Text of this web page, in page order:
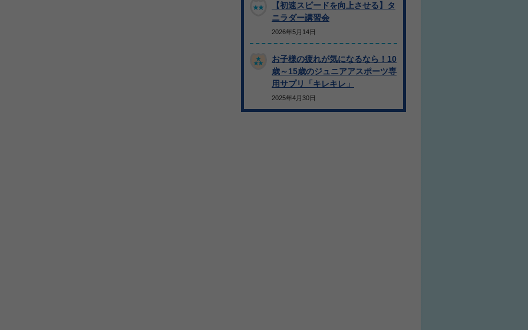
【初速スピードを向上させる】タ
ニラダー講習会
2026年5月14日
お子様の疲れが気になるなら！10
歳～15歳のジュニアアスポーツ専
用サプリ「キレキレ」
2025年4月30日